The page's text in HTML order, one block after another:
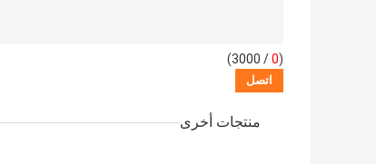
(
0
/ 3000)
منتجات أخرى